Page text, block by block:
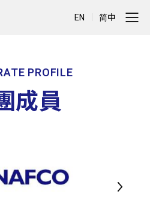
PROFILE
成員
EN 简中